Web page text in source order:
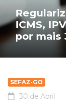
ICMS,
por mais
SEFAZ-GO
30 de Abril